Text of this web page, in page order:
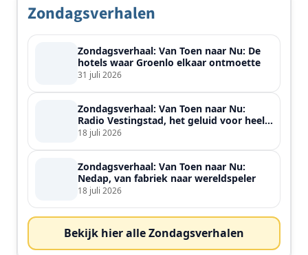
Zondagsverhalen
Zondagsverhaal: Van Toen naar Nu: De
hotels waar Groenlo elkaar ontmoette
31 juli 2026
Zondagsverhaal: Van Toen naar Nu:
Radio Vestingstad, het geluid voor heel
de streek
18 juli 2026
Zondagsverhaal: Van Toen naar Nu:
Nedap, van fabriek naar wereldspeler
18 juli 2026
Bekijk hier alle Zondagsverhalen